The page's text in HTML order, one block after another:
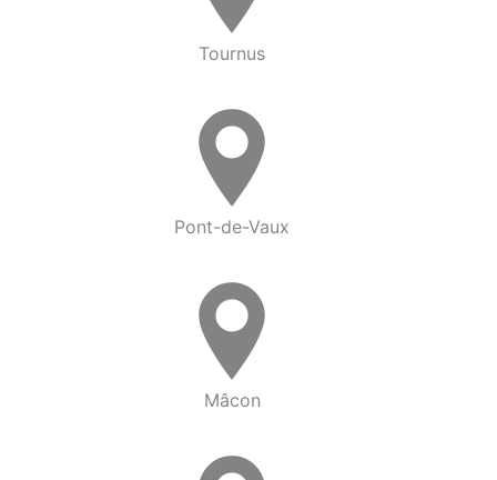
Tournus
Pont-de-Vaux
Mâcon